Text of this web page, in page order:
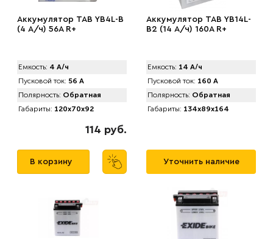
Аккумулятор TAB YB4L-B
(4 А/ч) 56A R+
Емкость: 4 А/ч
Пусковой ток: 56 А
Полярность: Обратная
Габариты: 120x70x92
114 руб.
В корзину
Аккумулятор TAB YB14L-
B2 (14 А/ч) 160A R+
Емкость: 14 А/ч
Пусковой ток: 160 А
Полярность: Обратная
Габариты: 134x89x164
Уточнить наличие